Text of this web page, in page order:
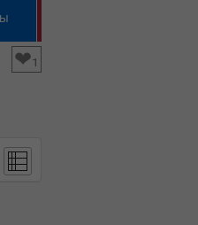
❤1